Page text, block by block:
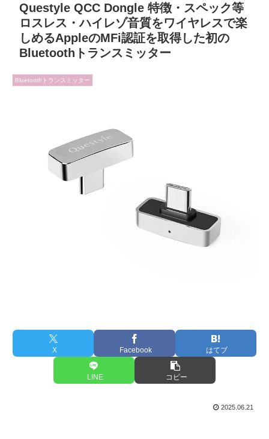
Questyle QCC Dongle 特徴・スペック等
ロスレス・ハイレゾ音質をワイヤレスで楽
しめるAppleのMFi認証を取得した初の
Bluetoothトランスミッター
Bluetoothトランスミッター
X Facebook はてブ
LINE コピー
2025.06.21